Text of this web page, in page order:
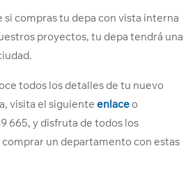
si compras tu depa con vista interna
proyectos, tu depa tendrá una
todos los detalles de tu nuevo
visita el siguiente enlace o
665, y disfruta de todos los
un departamento con estas